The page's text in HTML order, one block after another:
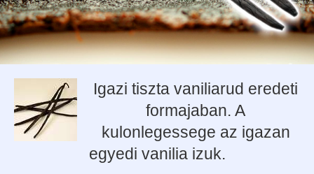
Igazi tiszta vaniliarud eredeti
formajaban. A
kulonlegessege az igazan
egyedi vanilia izuk.